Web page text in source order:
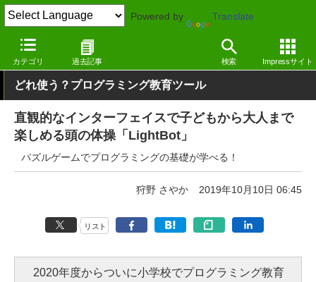
Powered by Translate
カテゴリ 過去記事 検索 Impressサイト
窓の杜 プログラミング iOS
どれ使う？プログラミング教育ツール
直観的なインターフェイスで子どもから大人まで
楽しめる頭の体操「LightBot」
パズルゲームでプログラミングの基礎が学べる！
狩野 さやか 2019年10月10日 06:45
リスト
2020年度からついに小学校でプログラミング教育